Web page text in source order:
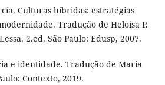
Culturas híbridas: estratégias
Tradução de Heloísa P.
2.ed. São Paulo: Edusp, 2007.
e identidade. Tradução de Maria
Contexto, 2019.